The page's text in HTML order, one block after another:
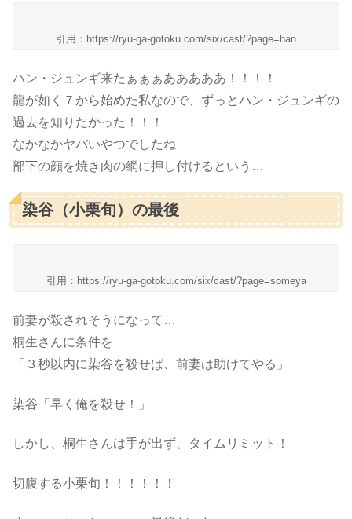
引用：https://ryu-ga-gotoku.com/six/cast/?page=han
ハン・ジュンギ来たぁぁぁあああああ！！！！
龍が如く７から始めた私なので、ずっとハン・ジュンギの
過去を知りたかった！！！
なかなかヤバいやつでしたね
部下の顔を焼き肉の網に押し付けるという…
染谷（小栗旬）の最後
引用：https://ryu-ga-gotoku.com/six/cast/?page=someya
前妻が殺されそうになって…
桐生さんに条件を
「３秒以内に染谷を殺せば、前妻は助けてやる」
染谷「早く俺を殺せ！」
しかし、桐生さんは手が出ず、タイムリミット！
切腹する小栗旬！！！！！！